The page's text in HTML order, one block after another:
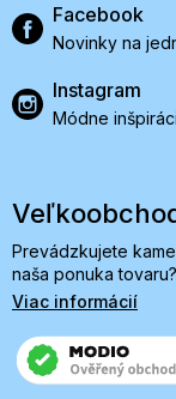
Facebook
Novinky na
Instagram
Módne
Prevádzkujete
naša ponuka tovaru?
Viac informácií